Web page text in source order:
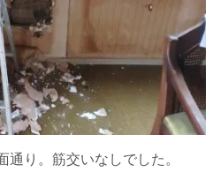
り。筋交いなしでした。